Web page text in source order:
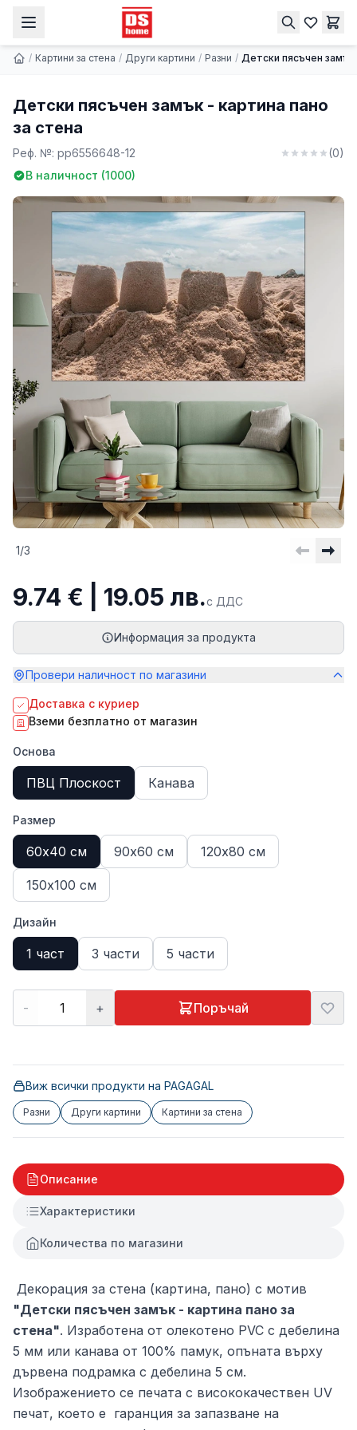
/ Картини за стена / Други картини / Разни / Детски пясъчен замък
Детски пясъчен замък - картина пано
за стена
Реф. №: pp6556648-12 (0)
В наличност (1000)
1/3
9.74 € | 19.05 лв.с ДДС
Информация за продукта
Провери наличност по магазини
Доставка с куриер
Вземи безплатно от магазин
Основа
ПВЦ Плоскост Канава
Размер
60х40 см 90х60 см 120х80 см
150х100 см
Дизайн
1 част 3 части 5 части
- + Поръчай
Виж всички продукти на PAGAGAL
Разни Други картини Картини за стена
Описание
Характеристики
Количества по магазини
Декорация за стена (картина, пано) с мотив
"Детски пясъчен замък - картина пано за
стена". Изработена от олекотено PVC с дебелина
5 мм или канава от 100% памук, опъната върху
дървена подрамка с дебелина 5 см.
Изображението се печата с висококачествен UV
печат, което е гаранция за запазване на
9.74 € | 19.05 лв. Купи